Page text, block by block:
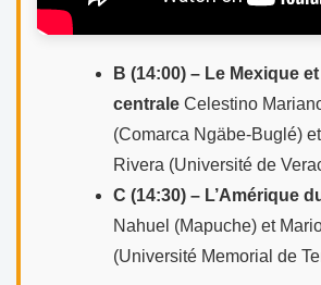
B (14:00) – Le Mexique
centrale Celestino
(Comarca Ngäbe-Buglé)
Rivera (Université de
C (14:30) – L’Amérique
Nahuel (Mapuche) et
(Université Memorial de